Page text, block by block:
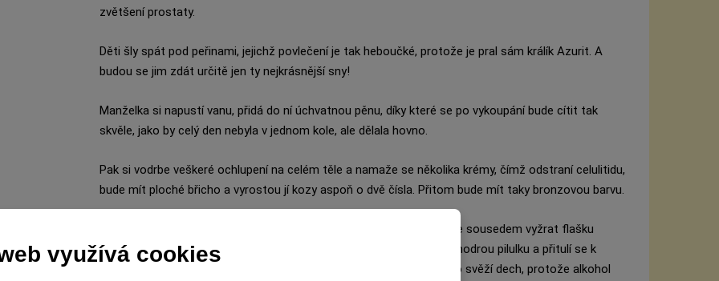
zvětšení prostaty.
Děti šly spát pod peřinami, jejichž povlečení je tak heboučké, protože je pral sám králík Azurit. A
budou se jim zdát určitě jen ty nejkrásnější sny!
Manželka si napustí vanu, přidá do ní úchvatnou pěnu, díky které se po vykoupání bude cítit tak
skvěle, jako by celý den nebyla v jednom kole, ale dělala hovno.
Pak si vodrbe veškeré ochlupení na celém těle a namaže se několika krémy, čímž odstraní celulitidu,
bude mít ploché břicho a vyrostou jí kozy aspoň o dvě čísla. Přitom bude mít taky bronzovou barvu.
Manžel se vrací z hospody, ale protože má opět své dny, jde ještě se sousedem vyžrat flašku
něčeho výjimečně hořkého a výjimečně dobrého. Pak do sebe hodí modrou pilulku a přitulí se k
manželce. Před tím si samozřejmě vloží do huby plátek žvýkačky pro svěží dech, protože alkohol
využívá cookies